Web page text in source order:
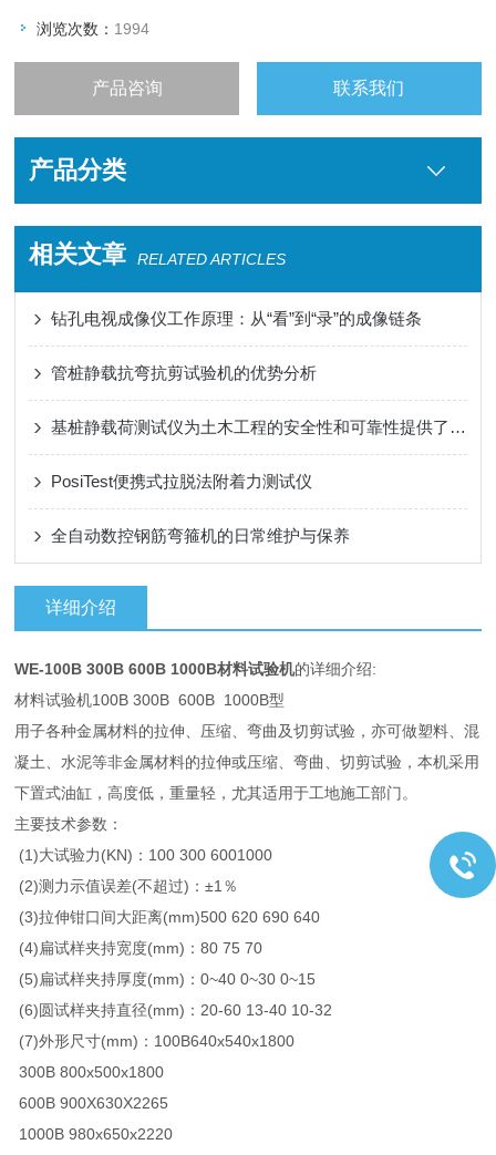
浏览次数： 1994
产品咨询 联系我们
产品分类
相关文章 RELATED ARTICLES
钻孔电视成像仪工作原理：从“看”到“录”的成像链条
管桩静载抗弯抗剪试验机的优势分析
基桩静载荷测试仪为土木工程的安全性和可靠性提供了有力保障
PosiTest便携式拉脱法附着力测试仪
全自动数控钢筋弯箍机的日常维护与保养
详细介绍
WE-100B 300B 600B 1000B材料试验机的详细介绍:
材料试验机100B 300B 600B 1000B型
用子各种金属材料的拉伸、压缩、弯曲及切剪试验，亦可做塑料、混
凝土、水泥等非金属材料的拉伸或压缩、弯曲、切剪试验，本机采用
下置式油缸，高度低，重量轻，尤其适用于工地施工部门。
主要技术参数：
(1)大试验力(KN)：100 300 6001000
(2)测力示值误差(不超过)：±1％
(3)拉伸钳口间大距离(mm)500 620 690 640
(4)扁试样夹持宽度(mm)：80 75 70
(5)扁试样夹持厚度(mm)：0~40 0~30 0~15
(6)圆试样夹持直径(mm)：20-60 13-40 10-32
(7)外形尺寸(mm)：100B640x540x1800
300B 800x500x1800
600B 900X630X2265
1000B 980x650x2220